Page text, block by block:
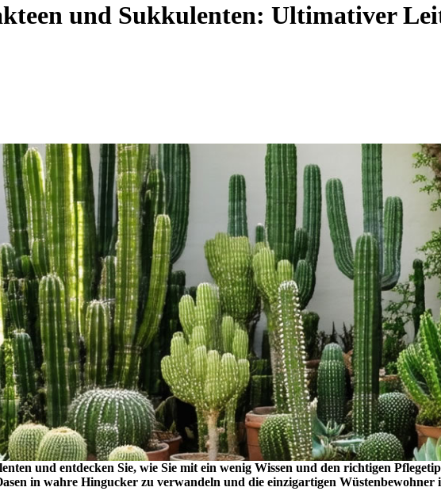
und Sukkulenten: Ultimativer
und entdecken Sie, wie Sie mit ein wenig Wissen und den richtigen
in wahre Hingucker zu verwandeln und die einzigartigen Wüstenbewohner